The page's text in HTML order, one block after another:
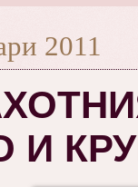
2011
И